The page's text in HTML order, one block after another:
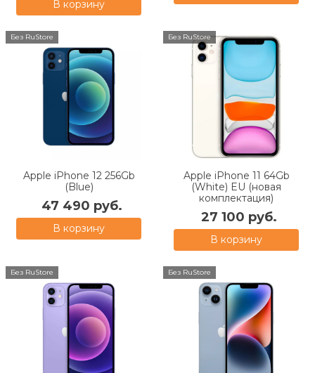
В корзину
Без RuStore
Apple iPhone 12 256Gb
(Blue)
47 490 руб.
В корзину
Без RuStore
Apple iPhone 11 64Gb
(White) EU (новая
комплектация)
27 100 руб.
В корзину
Без RuStore Без RuStore